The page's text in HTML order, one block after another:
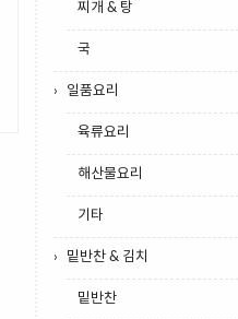
찌개 & 탕
국
일품요리
육류요리
해산물요리
기타
밑반찬 & 김치
밑반찬